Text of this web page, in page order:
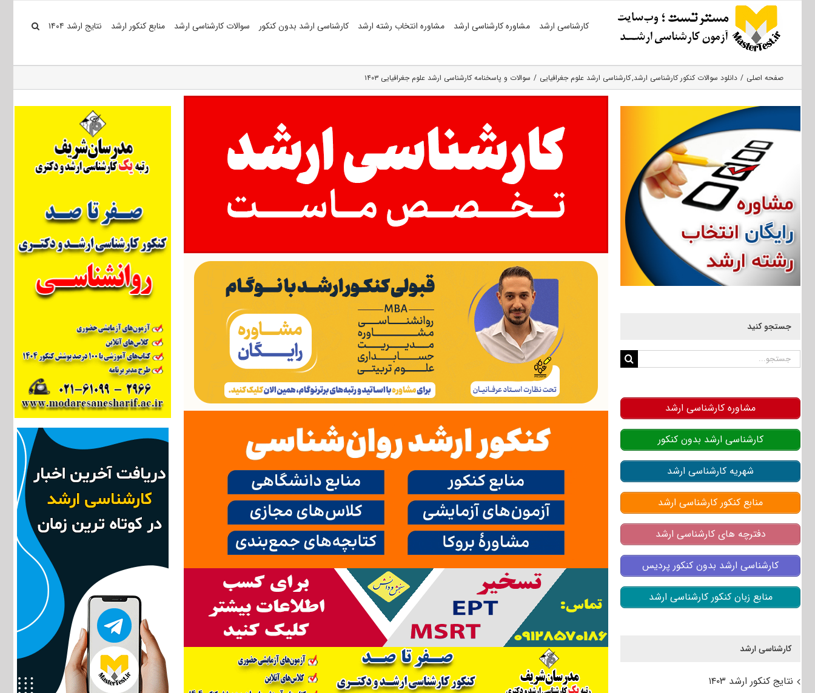
کارشناسی ارشد مشاوره کارشناسی ارشد مشاوره انتخاب رشته ارشد کارشناسی ارشد بدون کنکور سوالات کارشناسی ارشد منابع کنکور ارشد نتایج ارشد ۱۴۰۴
صفحه اصلی دانلود سوالات کنکور کارشناسی ارشد کارشناسی ارشد علوم جغرافیایی سوالات و پاسخنامه کارشناسی ارشد علوم جغرافیایی ۱۴۰۳
جستجو کنید
جستجو
مشاوره کارشناسی ارشد
کارشناسی ارشد بدون کنکور
شهریه کارشناسی ارشد
منابع کنکور کارشناسی ارشد
دفترچه های کارشناسی ارشد
کارشناسی ارشد بدون کنکور پردیس
منابع زبان کنکور کارشناسی ارشد
کارشناسی ارشد
نتایج کنکور ارشد ۱۴۰۳